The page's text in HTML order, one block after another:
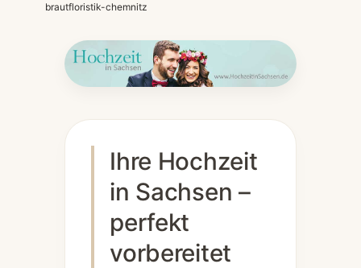
brautfloristik-chemnitz
Ihre Hochzeit
in Sachsen –
perfekt
vorbereitet